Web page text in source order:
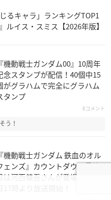
るキャラ」ランキングTOP1
イス・スミス【2026年版】
『機動戦士ガンダム00』10周年
念スタンプが配信！40個中15
がグラハムで完全にグラハム
タンプ
8コメント
う！
『機動戦士ガンダム 鉄血のオル
ェンズ』カウントダウン最終
は河西健吾さんが登場！本日2